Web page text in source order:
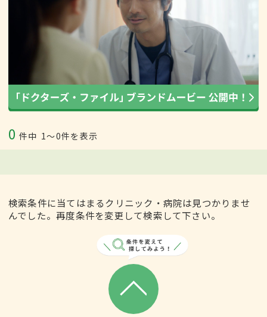
0 件中 1〜0件を表示
検索条件に当てはまるクリニック・病院は見つかりませ
んでした。再度条件を変更して検索して下さい。